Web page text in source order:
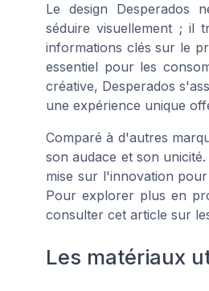
Le design Desperados
séduire visuellement ; il
informations clés sur le
essentiel pour les
créative, Desperados
une expérience unique
Comparé à d'autres
son audace et son
mise sur l'innovation
Pour explorer plus en
consulter cet article sur
Les matériaux